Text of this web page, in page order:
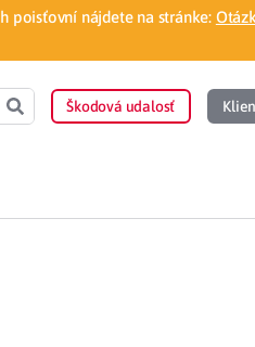
poisťovní nájdete na stránke:
Škodová udalosť